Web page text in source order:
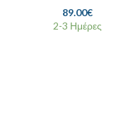
89.00€
2-3 Ημέρες